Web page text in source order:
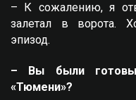
– К сожалению, я
залетал в ворота.
эпизод.
– Вы были готовы
«Тюмени»?